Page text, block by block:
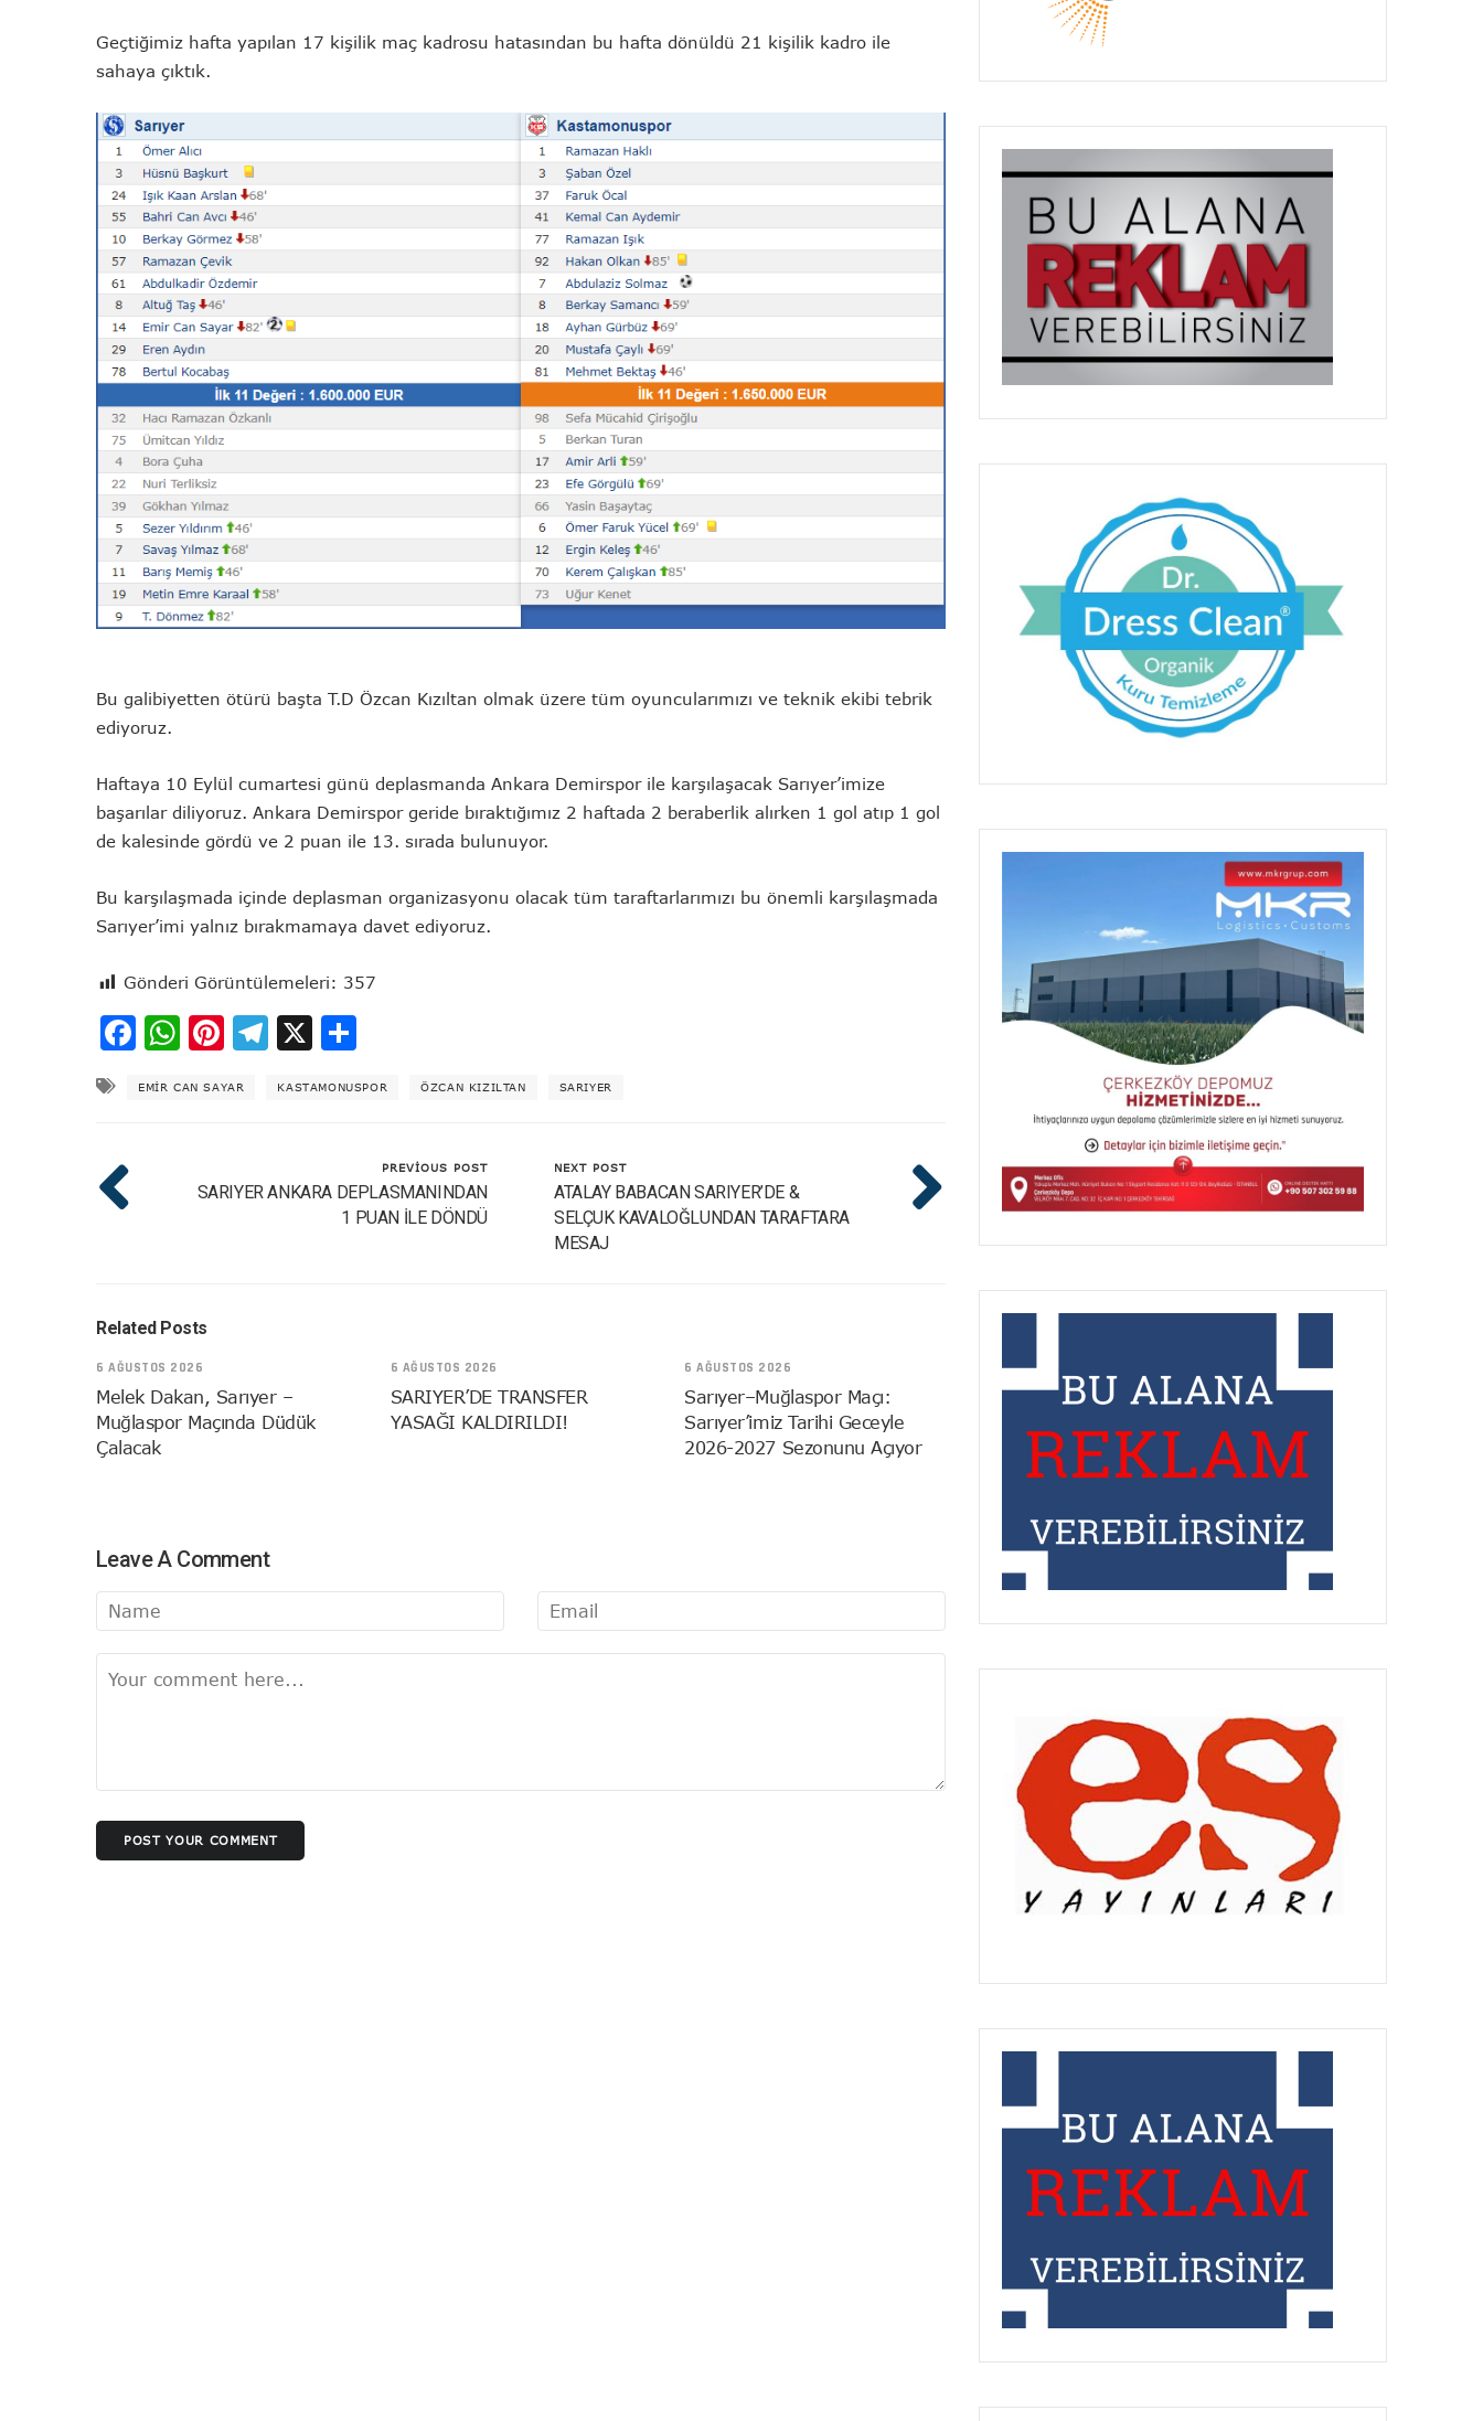
Geçtiğimiz hafta yapılan 17 kişilik maç kadrosu hatasından bu hafta dönüldü 21 kişilik kadro ile
sahaya çıktık.
Bu galibiyetten ötürü başta T.D Özcan Kızıltan olmak üzere tüm oyuncularımızı ve teknik ekibi tebrik
ediyoruz.
Haftaya 10 Eylül cumartesi günü deplasmanda Ankara Demirspor ile karşılaşacak Sarıyer’imize
başarılar diliyoruz. Ankara Demirspor geride bıraktığımız 2 haftada 2 beraberlik alırken 1 gol atıp 1 gol
de kalesinde gördü ve 2 puan ile 13. sırada bulunuyor.
Bu karşılaşmada içinde deplasman organizasyonu olacak tüm taraftarlarımızı bu önemli karşılaşmada
Sarıyer’imi yalnız bırakmamaya davet ediyoruz.
Gönderi Görüntülemeleri: 357
Facebook
WhatsApp
Pinterest
Telegram
X
EMIR CAN SAYAR KASTAMONUSPOR ÖZCAN KIZILTAN SARIYER
PREVIOUS POST
SARIYER ANKARA DEPLASMANINDAN
1 PUAN İLE DÖNDÜ
NEXT POST
ATALAY BABACAN SARIYER’DE &
SELÇUK KAVALOĞLUNDAN TARAFTARA
MESAJ
Related Posts
6 AĞUSTOS 2026
Melek Dakan, Sarıyer –
Muğlaspor Maçında Düdük
Çalacak
6 AĞUSTOS 2026
SARIYER’DE TRANSFER
YASAĞI KALDIRILDI!
6 AĞUSTOS 2026
Sarıyer–Muğlaspor Maçı:
Sarıyer’imiz Tarihi Geceyle
2026-2027 Sezonunu Açıyor
Leave A Comment
POST YOUR COMMENT